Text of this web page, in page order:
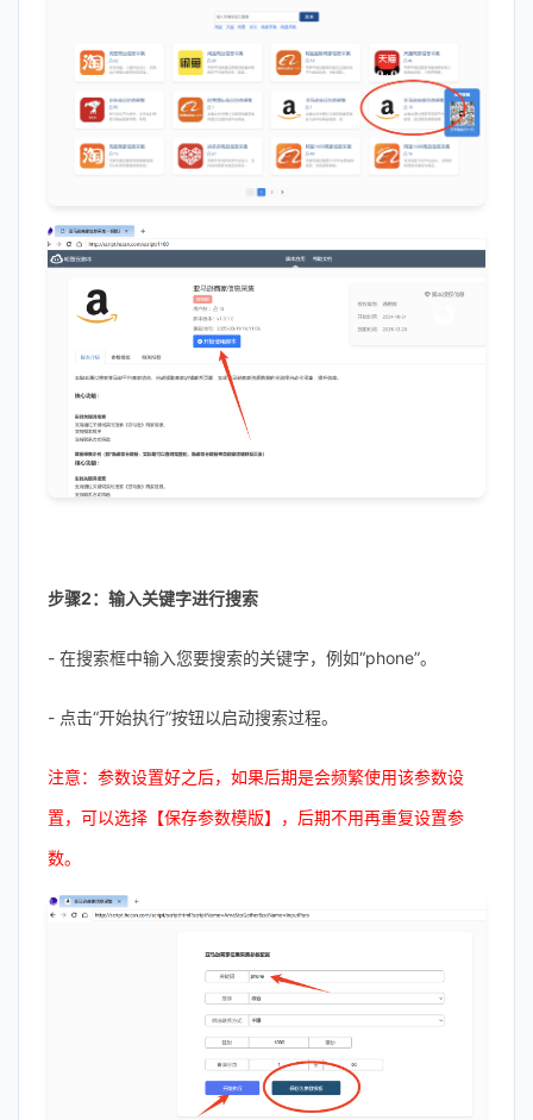
步骤2：输入关键字进行搜索
- 在搜索框中输入您要搜索的关键字，例如“phone”。
- 点击“开始执行”按钮以启动搜索过程。
注意：参数设置好之后，如果后期是会频繁使用该参数设
置，可以选择【保存参数模版】，后期不用再重复设置参
数。